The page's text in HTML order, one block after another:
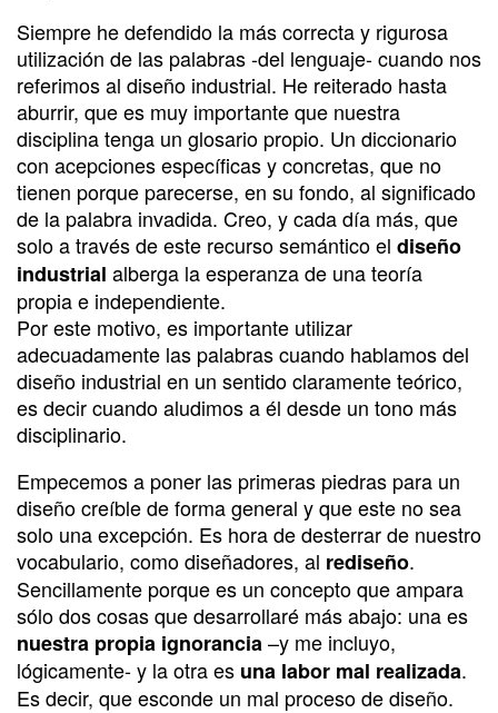
Siempre he defendido la más correcta y rigurosa
utilización de las palabras -del lenguaje- cuando nos
referimos al diseño industrial. He reiterado hasta
aburrir, que es muy importante que nuestra
disciplina tenga un glosario propio. Un diccionario
con acepciones específicas y concretas, que no
tienen porque parecerse, en su fondo, al significado
de la palabra invadida. Creo, y cada día más, que
solo a través de este recurso semántico el diseño
industrial alberga la esperanza de una teoría
propia e independiente.
Por este motivo, es importante utilizar
adecuadamente las palabras cuando hablamos del
diseño industrial en un sentido claramente teórico,
es decir cuando aludimos a él desde un tono más
disciplinario.
Empecemos a poner las primeras piedras para un
diseño creíble de forma general y que este no sea
solo una excepción. Es hora de desterrar de nuestro
vocabulario, como diseñadores, al rediseño.
Sencillamente porque es un concepto que ampara
sólo dos cosas que desarrollaré más abajo: una es
nuestra propia ignorancia–y me incluyo,
lógicamente- y la otra es una labor mal realizada.
Es decir, que esconde un mal proceso de diseño.